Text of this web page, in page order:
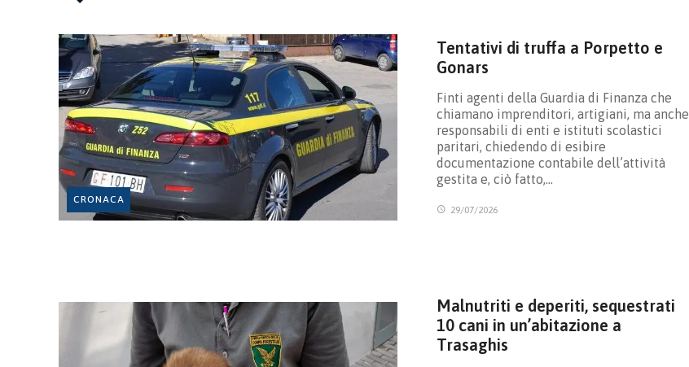
CRONACA
Tentativi di truffa a Porpetto e
Gonars
Finti agenti della Guardia di Finanza che
chiamano imprenditori, artigiani, ma anche
responsabili di enti e istituti scolastici
paritari, chiedendo di esibire
documentazione contabile dell’attività
gestita e, ciò fatto,…
29/07/2026
Malnutriti e deperiti, sequestrati
10 cani in un’abitazione a
Trasaghis